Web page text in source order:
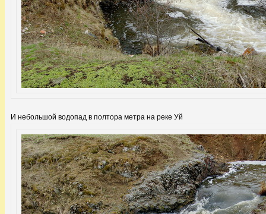
И небольшой водопад в полтора метра на реке Уй